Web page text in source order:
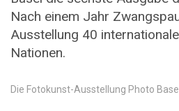
Nach einem Jahr
Ausstellung 40
Nationen.
Die Fotokunst-Ausstellung Photo